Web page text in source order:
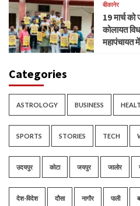
बीकानेर
19 मार्च
कोलायत
महापंचायत में
Categories
ASTROLOGY BUSINESS
SPORTS STORIES TECH
उदयपुर कोटा जयपुर जालोर
देश-विदेश दौसा नागौर पाली